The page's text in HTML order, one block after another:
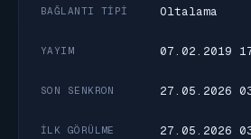
BAĞLANTI TIPI Oltalama
YAYIM 07.02.2019
SON SENKRON 27.05.2026
İLK GÖRÜLME 27.05.2026